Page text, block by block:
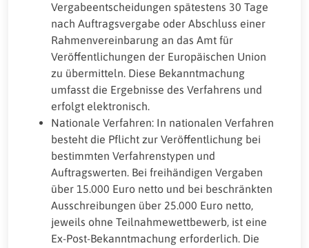
Vergabeentscheidungen spätestens 30 Tage
nach Auftragsvergabe oder Abschluss einer
Rahmenvereinbarung an das Amt für
Veröffentlichungen der Europäischen Union
zu übermitteln. Diese Bekanntmachung
umfasst die Ergebnisse des Verfahrens und
erfolgt elektronisch.
Nationale Verfahren: In nationalen Verfahren
besteht die Pflicht zur Veröffentlichung bei
bestimmten Verfahrenstypen und
Auftragswerten. Bei freihändigen Vergaben
über 15.000 Euro netto und bei beschränkten
Ausschreibungen über 25.000 Euro netto,
jeweils ohne Teilnahmewettbewerb, ist eine
Ex-Post-Bekanntmachung erforderlich. Die